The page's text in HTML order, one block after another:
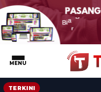
MENU
TERKINI